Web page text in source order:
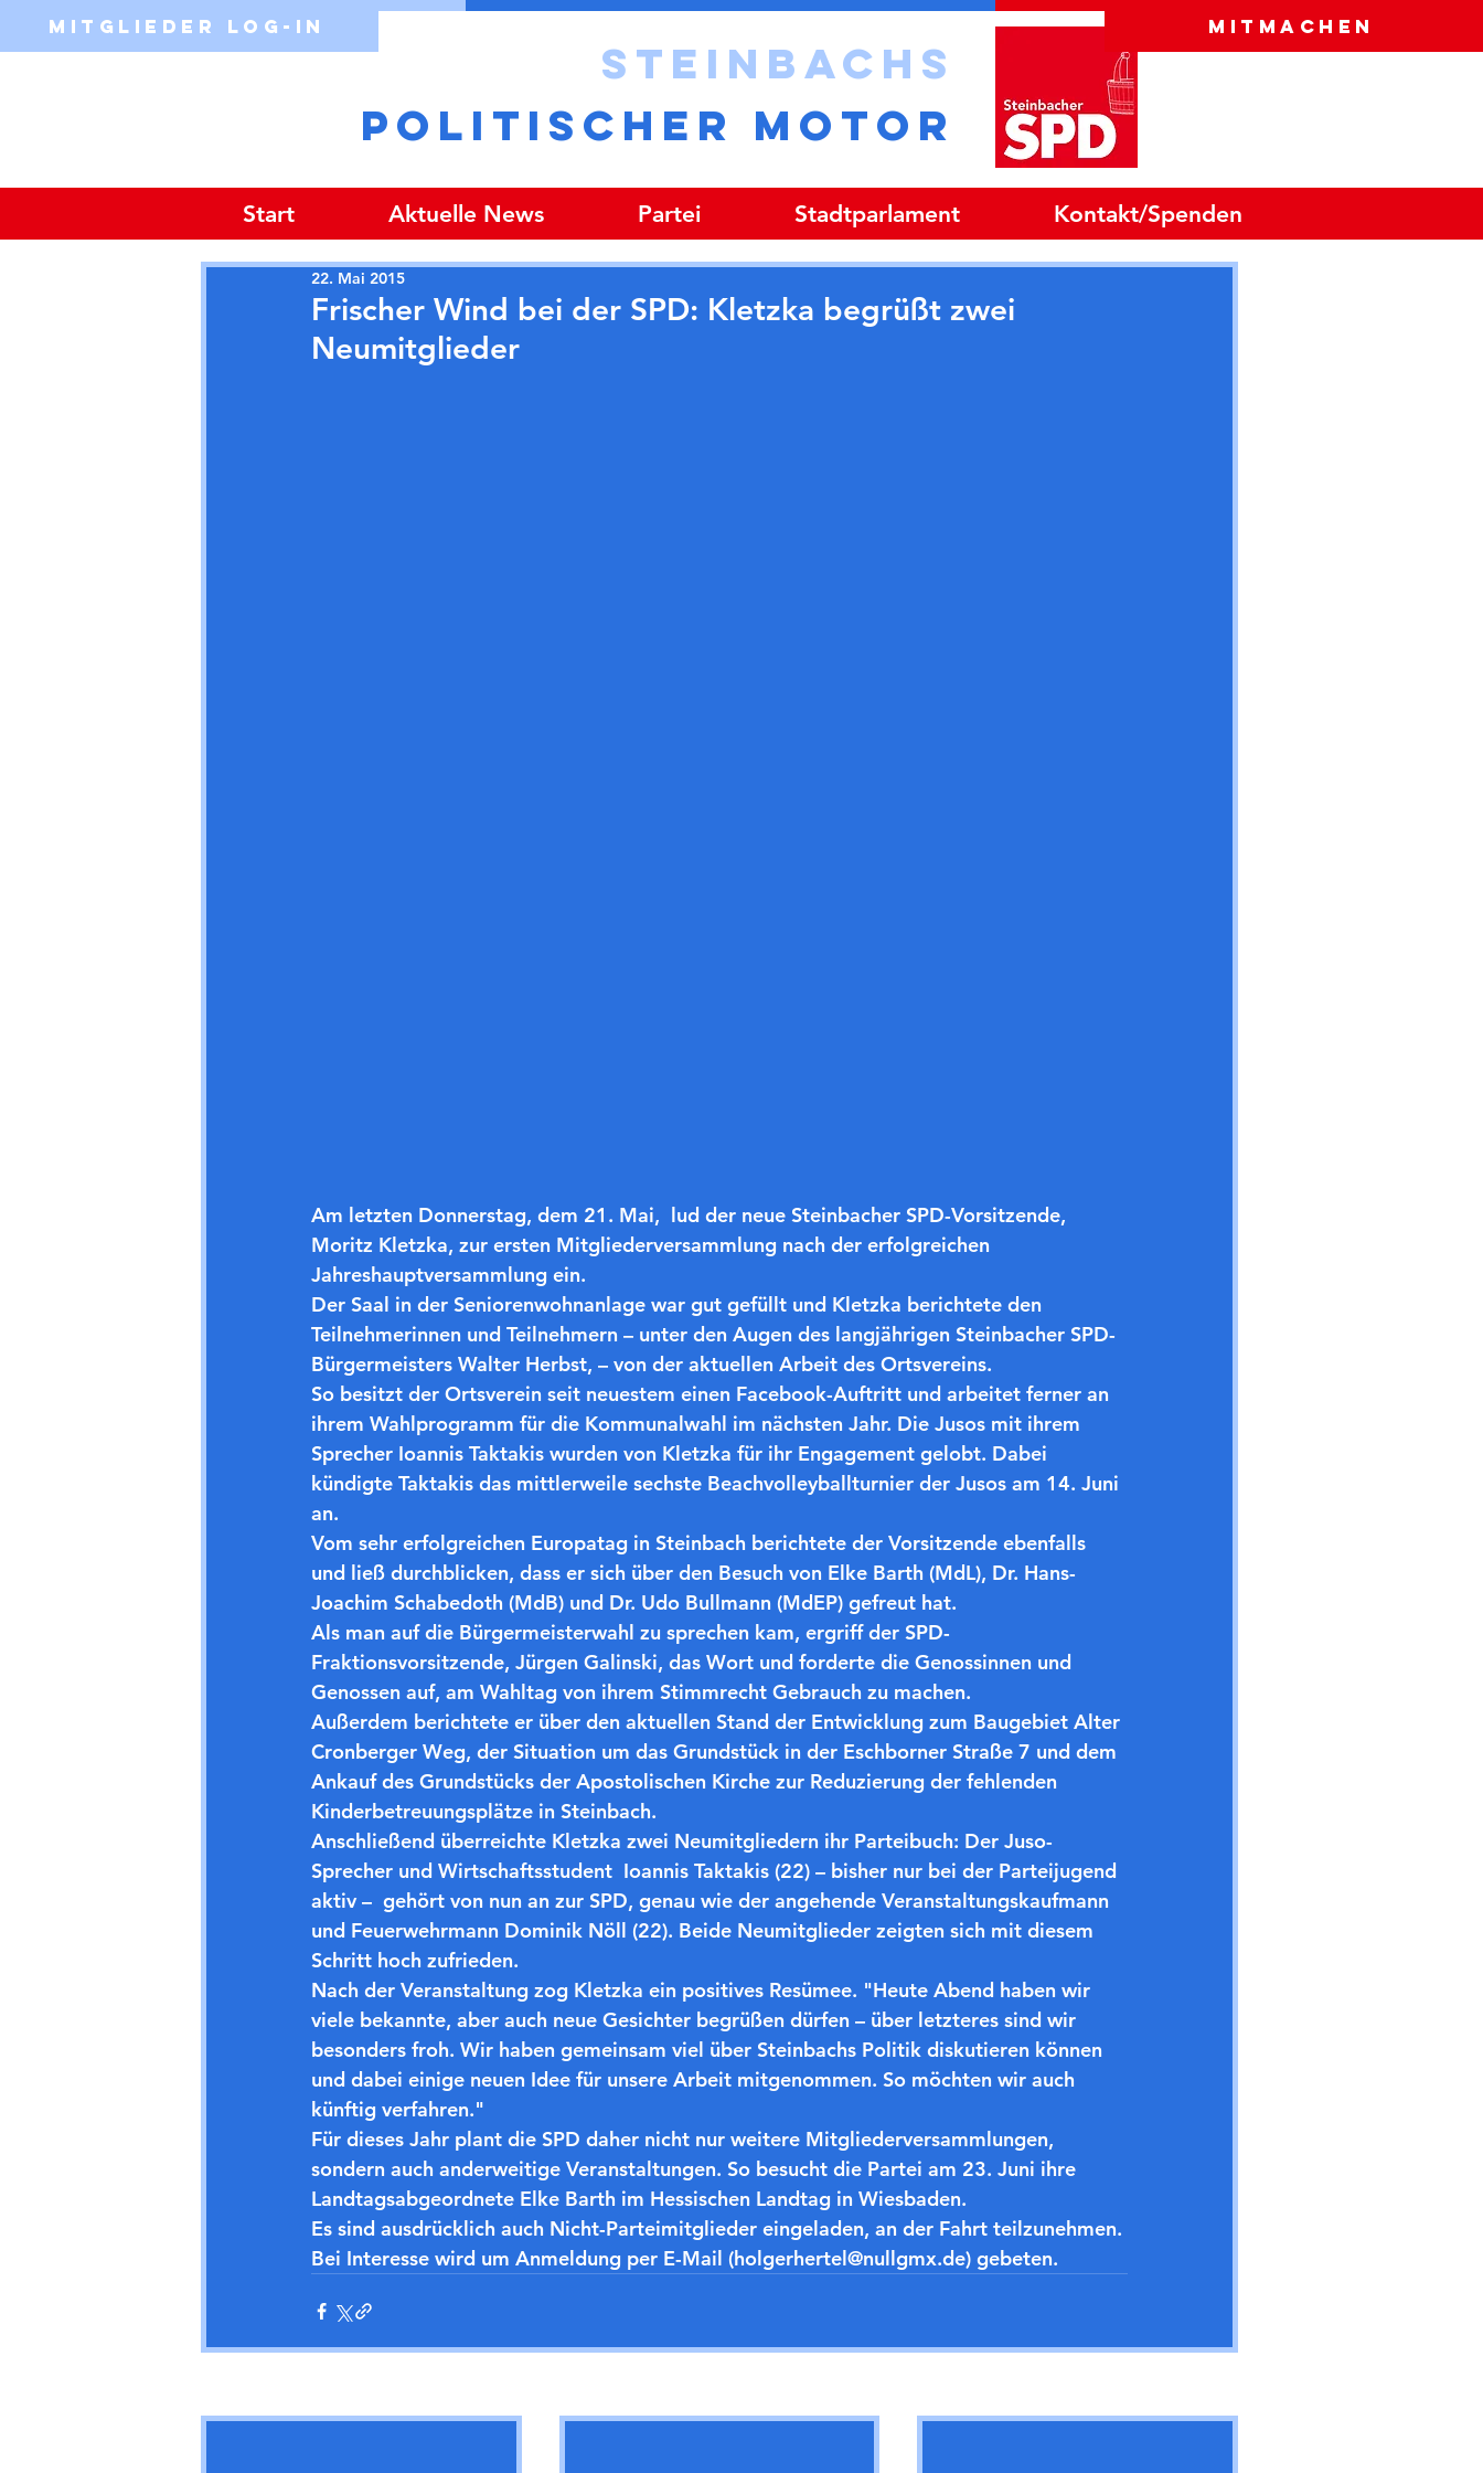
Mitglieder Log-in Mitmachen
STEINBACHS
POLITISCHER MOTOR
Start Aktuelle News Partei Stadtparlament Kontakt/Spenden
Frischer Wind bei der SPD: Kletzka begrüßt zwei
Neumitglieder
22. Mai 2015
Am letzten Donnerstag, dem 21. Mai,  lud der neue Steinbacher SPD-Vorsitzende,
Moritz Kletzka, zur ersten Mitgliederversammlung nach der erfolgreichen
Jahreshauptversammlung ein.
Der Saal in der Seniorenwohnanlage war gut gefüllt und Kletzka berichtete den
Teilnehmerinnen und Teilnehmern – unter den Augen des langjährigen Steinbacher SPD-
Bürgermeisters Walter Herbst, – von der aktuellen Arbeit des Ortsvereins.
So besitzt der Ortsverein seit neuestem einen Facebook-Auftritt und arbeitet ferner an
ihrem Wahlprogramm für die Kommunalwahl im nächsten Jahr. Die Jusos mit ihrem
Sprecher Ioannis Taktakis wurden von Kletzka für ihr Engagement gelobt. Dabei
kündigte Taktakis das mittlerweile sechste Beachvolleyballturnier der Jusos am 14. Juni
an.
Vom sehr erfolgreichen Europatag in Steinbach berichtete der Vorsitzende ebenfalls
und ließ durchblicken, dass er sich über den Besuch von Elke Barth (MdL), Dr. Hans-
Joachim Schabedoth (MdB) und Dr. Udo Bullmann (MdEP) gefreut hat.
Als man auf die Bürgermeisterwahl zu sprechen kam, ergriff der SPD-
Fraktionsvorsitzende, Jürgen Galinski, das Wort und forderte die Genossinnen und
Genossen auf, am Wahltag von ihrem Stimmrecht Gebrauch zu machen.
Außerdem berichtete er über den aktuellen Stand der Entwicklung zum Baugebiet Alter
Cronberger Weg, der Situation um das Grundstück in der Eschborner Straße 7 und dem
Ankauf des Grundstücks der Apostolischen Kirche zur Reduzierung der fehlenden
Kinderbetreuungsplätze in Steinbach.
Anschließend überreichte Kletzka zwei Neumitgliedern ihr Parteibuch: Der Juso-
Sprecher und Wirtschaftsstudent  Ioannis Taktakis (22) – bisher nur bei der Parteijugend
aktiv –  gehört von nun an zur SPD, genau wie der angehende Veranstaltungskaufmann
und Feuerwehrmann Dominik Nöll (22). Beide Neumitglieder zeigten sich mit diesem
Schritt hoch zufrieden.
Nach der Veranstaltung zog Kletzka ein positives Resümee. "Heute Abend haben wir
viele bekannte, aber auch neue Gesichter begrüßen dürfen – über letzteres sind wir
besonders froh. Wir haben gemeinsam viel über Steinbachs Politik diskutieren können
und dabei einige neuen Idee für unsere Arbeit mitgenommen. So möchten wir auch
künftig verfahren."
Für dieses Jahr plant die SPD daher nicht nur weitere Mitgliederversammlungen,
sondern auch anderweitige Veranstaltungen. So besucht die Partei am 23. Juni ihre
Landtagsabgeordnete Elke Barth im Hessischen Landtag in Wiesbaden.
Es sind ausdrücklich auch Nicht-Parteimitglieder eingeladen, an der Fahrt teilzunehmen.
Bei Interesse wird um Anmeldung per E-Mail (holgerhertel@nullgmx.de) gebeten.